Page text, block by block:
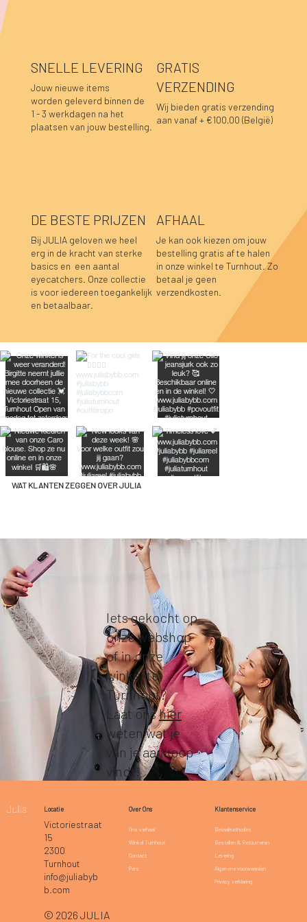
Blair sweaterjurk zwart
Prijs
€ 49,95
Blair sweaterjurk aubergine
Prijs
€ 49,95
Fay linnen top mosterdgeel
Prijs
€ 39,95
Fay linnen top olijfgroen
Prijs
€ 39,95
Lara sweater bordeaux
Prijs
€ 39,95
Hannah top prune
Prijs
€ 39,95
Hannah top choco
Prijs
€ 39,95
Caro blouse beige
Prijs
€ 44,95
Caro blouse kaki
Prijs
€ 44,95
Caro blouse donkerblauw
Prijs
€ 44,95
Caro blouse choco
Prijs
€ 44,95
Luka sweater grijs
Niet op voorraad
Luka rok grijs
Niet op voorraad
Sofie top bordeaux-donkerblauw
Niet op voorraad
Caro blouse prune
Niet op voorraad
SNELLE LEVERING
Jouw nieuwe items
worden geleverd binnen de
1 - 3 werkdagen na het
plaatsen van jouw bestelling.
GRATIS
VERZENDING
Wij bieden gratis verzending
aan vanaf + €100,00 (België)
DE BESTE PRIJZEN
Bij JULIA geloven we heel
erg in de kracht van sterke
basics en een aantal
eyecatchers. Onze collectie
is voor iedereen toegankelijk
en betaalbaar.
AFHAAL
Je kan ook kiezen om jouw
bestelling gratis af te halen
in onze winkel te Turnhout. Zo
betaal je geen
verzendkosten.
WAT KLANTEN ZEGGEN OVER JULIA
Iets gekocht op
onze webshop
of in onze
winkel te
Turnhout?
Laat onshier
weten wat je
van je aankoop
vindt!
Locatie
Victoriestraat
15
2300
Turnhout
info@juliabyb
b.com
© 2026 JULIA
Over Ons
Ons verhaal
Winkel Turnhout
Contact
Pers
Klantenservice
Betaalmethodes
Bestellen & Retourneren
Levering
Algemene voorwaarden
Privacy verklaring